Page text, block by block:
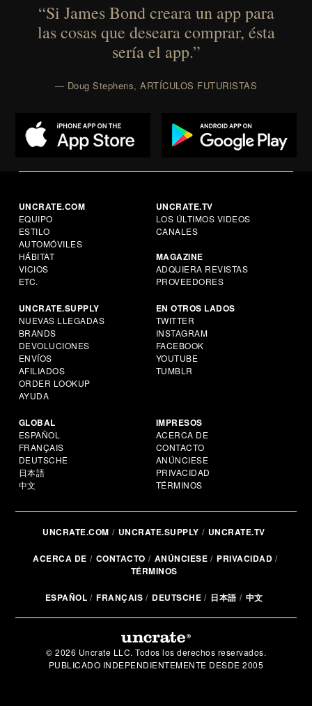
“Si James Bond creara un app para
las cosas que deseara comprar, ésta
sería el app.”
— Doug Stephens, ARTÍCULOS FUTURISTAS
UNCRATE.COM
EQUIPO
ESTILO
AUTOMÓVILES
HÁBITAT
VICIOS
ETC.
UNCRATE.TV
LOS ÚLTIMOS VIDEOS
CANALES
MAGAZINE
ADQUIERA REVISTAS
PROVEEDORES
UNCRATE.SUPPLY
NUEVAS LLEGADAS
BRANDS
DEVOLUCIONES
ENVÍOS
AFILIADOS
ORDER LOOKUP
AYUDA
EN OTROS LADOS
TWITTER
INSTAGRAM
FACEBOOK
YOUTUBE
TUMBLR
GLOBAL
ESPAÑOL
FRANÇAIS
DEUTSCHE
日本語
中文
IMPRESOS
ACERCA DE
CONTACTO
ANÚNCIESE
PRIVACIDAD
TÉRMINOS
UNCRATE.COM UNCRATE.SUPPLY UNCRATE.TV
ACERCA DE CONTACTO ANÚNCIESE
PRIVACIDAD
TÉRMINOS
ESPAÑOL FRANÇAIS DEUTSCHE 日本語 中文
© 2026 Uncrate LLC. Todos los derechos reservados.
PUBLICADO INDEPENDIENTEMENTE DESDE 2005